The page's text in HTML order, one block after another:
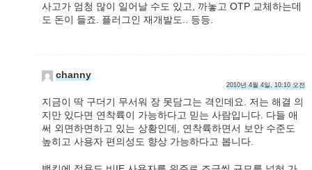
사고가 엄청 많이 일어날 수도 있고, 까놓고 OTP 교체하는데
도 돈이 들죠. 플러그인 재개발도.. 등등.
channy
2010년 4월 4일, 10:10 오전
지금이 딱 구더기 무서워 장 못담그는 격인데요. 저는 해결 의
지만 있다면 연착륙이 가능하다고 믿는 사람입니다. 다들 애
써 외면하면하고 있는 상황인데, 연착륙하면서 보안 수준도
높히고 사용자 편의성도 향상 가능하다고 봅니다.